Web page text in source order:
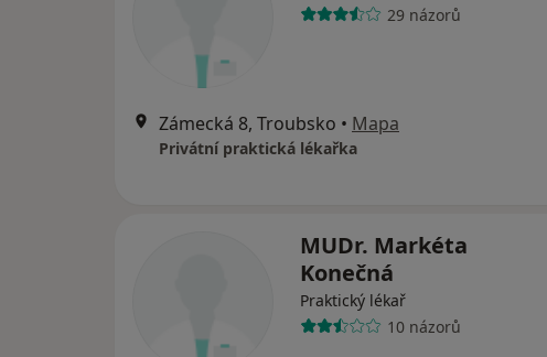
29 názorů
Zámecká 8, Troubsko • Mapa
Privátní praktická lékařka
MUDr. Markéta
Konečná
Praktický lékař
10 názorů